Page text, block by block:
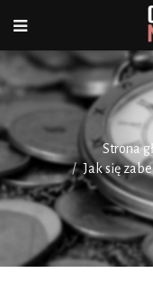
Strona
Jak się